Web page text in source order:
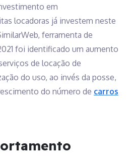
em
locadoras já investem neste
ferramenta de
foi identificado um aumento
de locação de
do uso, ao invés da posse,
do número de carros